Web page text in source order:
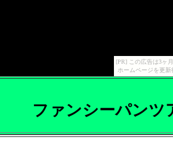
[PR] この広告は3ヶ
ホームページを更
ファンシーパンツ